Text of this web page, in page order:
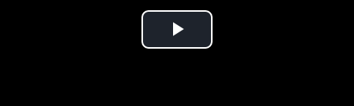
Play Video